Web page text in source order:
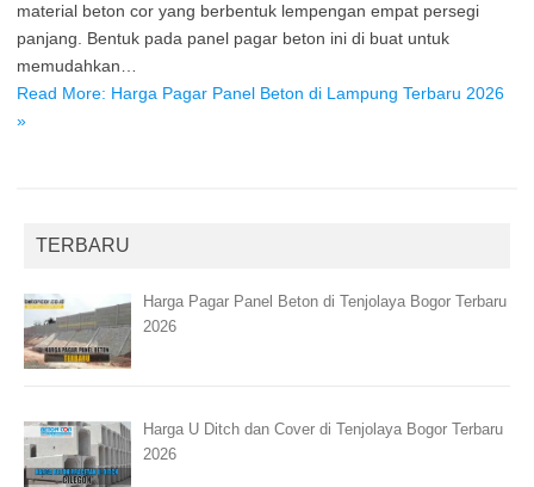
material beton cor yang berbentuk lempengan empat persegi
panjang. Bentuk pada panel pagar beton ini di buat untuk
memudahkan…
Read More: Harga Pagar Panel Beton di Lampung Terbaru 2026
»
TERBARU
Harga Pagar Panel Beton di Tenjolaya Bogor Terbaru
2026
Harga U Ditch dan Cover di Tenjolaya Bogor Terbaru
2026